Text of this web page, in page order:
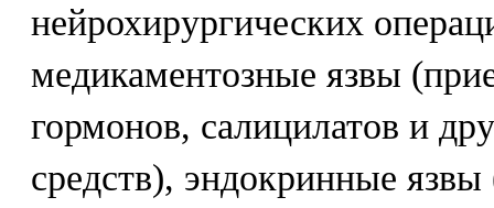
нейрохирургических
медикаментозные язвы
гормонов, салицилатов и
средств), эндокринные